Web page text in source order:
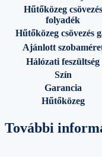
Hűtőközeg csövezés
folyadék
Hűtőközeg csövezés
Ajánlott
Hálózati feszültség
Szín
Garancia
Hűtőközeg
További